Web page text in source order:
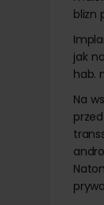
blizn
jak
hab.
Na